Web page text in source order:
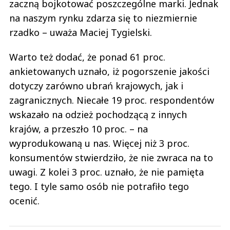
zaczną bojkotować poszczególne marki. Jednak
na naszym rynku zdarza się to niezmiernie
rzadko – uważa Maciej Tygielski.
Warto też dodać, że ponad 61 proc.
ankietowanych uznało, iż pogorszenie jakości
dotyczy zarówno ubrań krajowych, jak i
zagranicznych. Niecałe 19 proc. respondentów
wskazało na odzież pochodzącą z innych
krajów, a przeszło 10 proc. – na
wyprodukowaną u nas. Więcej niż 3 proc.
konsumentów stwierdziło, że nie zwraca na to
uwagi. Z kolei 3 proc. uznało, że nie pamięta
tego. I tyle samo osób nie potrafiło tego
ocenić.